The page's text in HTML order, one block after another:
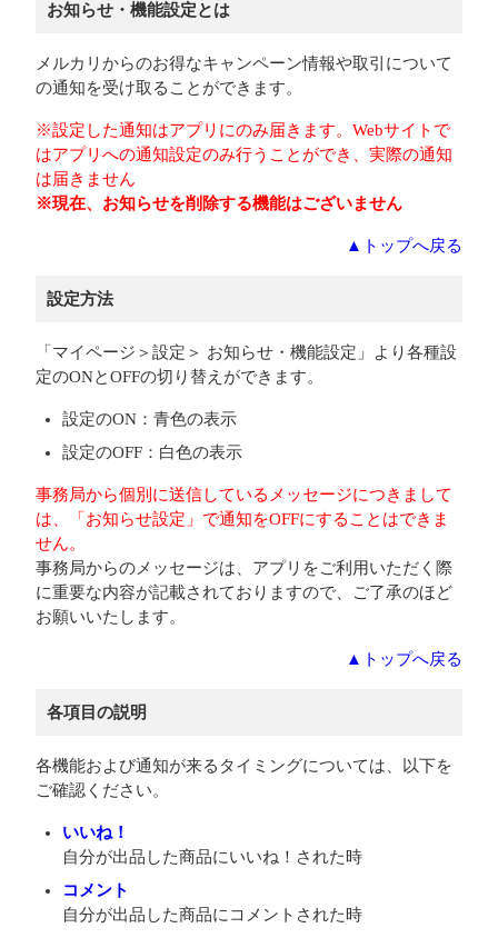
お知らせ・機能設定とは
メルカリからのお得なキャンペーン情報や取引について
の通知を受け取ることができます。
※設定した通知はアプリにのみ届きます。Webサイトで
はアプリへの通知設定のみ行うことができ、実際の通知
は届きません
※現在、お知らせを削除する機能はございません
▲トップへ戻る
設定方法
「マイページ＞設定＞ お知らせ・機能設定」より各種設
定のONとOFFの切り替えができます。
設定のON：青色の表示
設定のOFF：白色の表示
事務局から個別に送信しているメッセージにつきまして
は、「お知らせ設定」で通知をOFFにすることはできま
せん。
事務局からのメッセージは、アプリをご利用いただく際
に重要な内容が記載されておりますので、ご了承のほど
お願いいたします。
▲トップへ戻る
各項目の説明
各機能および通知が来るタイミングについては、以下を
ご確認ください。
いいね！
自分が出品した商品にいいね！された時
コメント
自分が出品した商品にコメントされた時